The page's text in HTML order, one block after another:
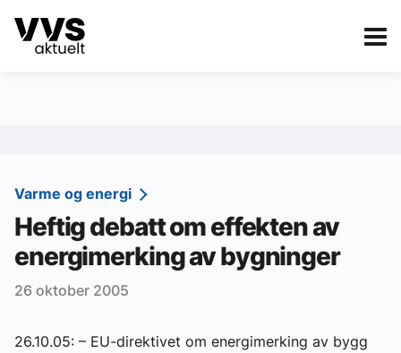
Kategorier
Sanitær
Ventilasjon
Varme og energi
Vann og avløp
Varme og energi
Heftig debatt om effekten av
energimerking av bygninger
26 oktober 2005
26.10.05: – EU-direktivet om energimerking av bygg